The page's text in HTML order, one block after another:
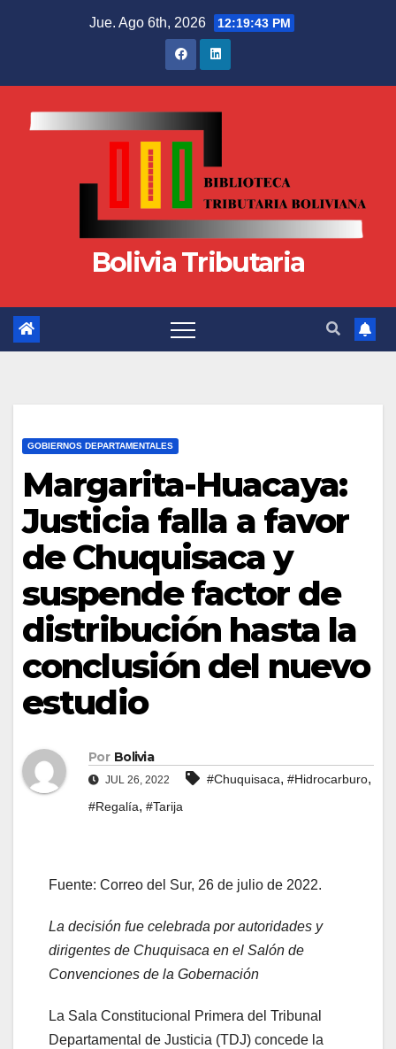
Jue. Ago 6th, 2026 12:19:43 PM
Bolivia Tributaria
GOBIERNOS DEPARTAMENTALES
Margarita-Huacaya:
Justicia falla a favor
de Chuquisaca y
suspende factor de
distribución hasta la
conclusión del nuevo
estudio
Por Bolivia
JUL 26, 2022 #Chuquisaca, #Hidrocarburo,
#Regalía, #Tarija
Fuente: Correo del Sur, 26 de julio de 2022.
La decisión fue celebrada por autoridades y
dirigentes de Chuquisaca en el Salón de
Convenciones de la Gobernación
La Sala Constitucional Primera del Tribunal
Departamental de Justicia (TDJ) concede la